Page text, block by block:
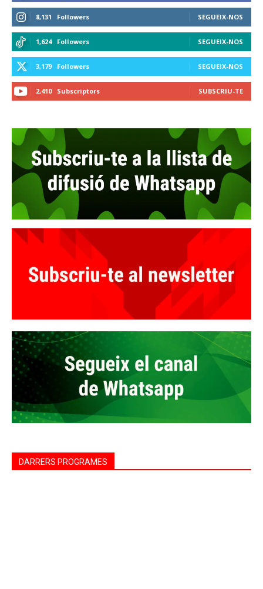
8,131 Followers SEGUEIX-NOS
1,624 Followers SEGUEIX-NOS
3,179 Followers SEGUEIX-NOS
2,410 Subscriptors SUBSCRIU-TE
DARRERS PROGRAMES